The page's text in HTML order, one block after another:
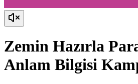
Zemin Hazırla
Anlam Bilgisi